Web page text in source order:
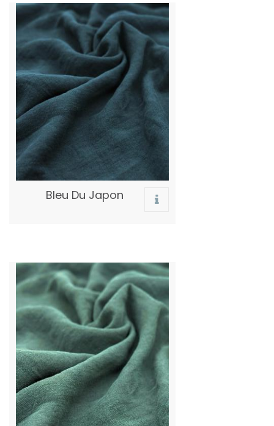
Bleu Du Japon